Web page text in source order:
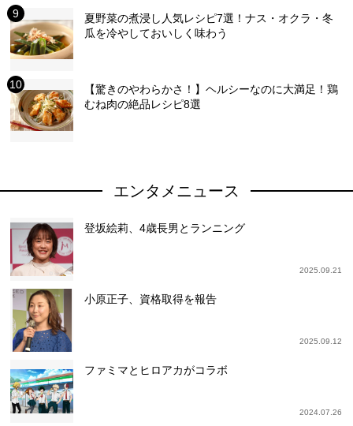
夏野菜の煮浸し人気レシピ7選！ナス・オクラ・冬
瓜を冷やしておいしく味わう
【驚きのやわらかさ！】ヘルシーなのに大満足！鶏
むね肉の絶品レシピ8選
エンタメニュース
登坂絵莉、4歳長男とランニング
2025.09.21
小原正子、資格取得を報告
2025.09.12
ファミマとヒロアカがコラボ
2024.07.26